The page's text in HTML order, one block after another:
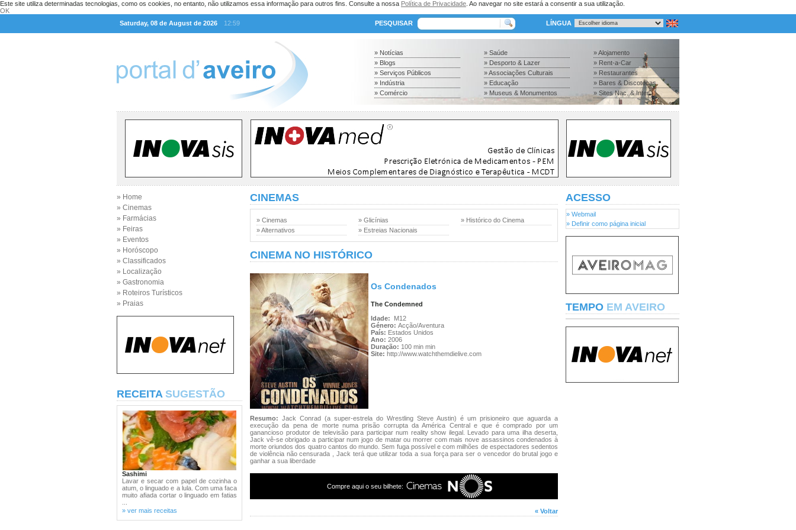
Este site utiliza determinadas tecnologias, como os cookies, no entanto, não utilizamos essa informação para outros fins. Consulte a nossa Política de Privacidade . Ao navegar no site estará a consentir a sua utilização.
OK
Saturday, 08 de August de 2026
12:59 PESQUISAR LÍNGUA
» Notícias
» Blogs
» Serviços Públicos
» Indústria
» Comércio
» Saúde
» Desporto & Lazer
» Associações Culturais
» Educação
» Museus & Monumentos
» Alojamento
» Rent-a-Car
» Restaurantes
» Bares & Discotecas
» Sites Nac. & Inter.
» Home
» Cinemas
» Farmácias
» Feiras
» Eventos
» Horóscopo
» Classificados
» Localização
» Gastronomia
» Roteiros Turísticos
» Praias
RECEITA SUGESTÃO
Sashimi
Lavar e secar com papel de cozinha o
atum, o linguado e a lula. Com uma faca
muito afiada cortar o linguado em fatias
» ver mais receitas
CINEMAS
» Cinemas
» Alternativos
» Glicínias
» Estreias Nacionais
» Histórico do Cinema
CINEMA NO HISTÓRICO
Os Condenados
The Condemned
Idade:
M12
Género: Acção/Aventura
País: Estados Unidos
Ano: 2006
Duração: 100 min min
Site: http://www.watchthemdielive.com
Resumo: Jack Conrad (a super-estrela do Wrestling Steve Austin) é um prisioneiro que aguarda a
execução da pena de morte numa prisão corrupta da América Central e que é comprado por um
ganancioso produtor de televisão para participar num reality show ilegal. Levado para uma ilha deserta,
Jack vê-se obrigado a participar num jogo de matar ou morrer com mais nove assassinos condenados à
morte oriundos dos quatro cantos do mundo. Sem fuga possível e com milhões de espectadores sedentos
de violência não censurada , Jack terá que utilizar toda a sua força para ser o vencedor do brutal jogo e
ganhar a sua liberdade
Compre aqui o seu bilhete:
« Voltar
ACESSO
» Webmail
» Definir como página inicial
TEMPO EM AVEIRO